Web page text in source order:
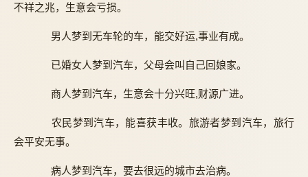
不祥之兆，生意会亏损。
男人梦到无车轮的车，能交好运,事业有成。
已婚女人梦到汽车，父母会叫自己回娘家。
商人梦到汽车，生意会十分兴旺,财源广进。
农民梦到汽车，能喜获丰收。旅游者梦到汽车，旅行
会平安无事。
病人梦到汽车，要去很远的城市去治病。